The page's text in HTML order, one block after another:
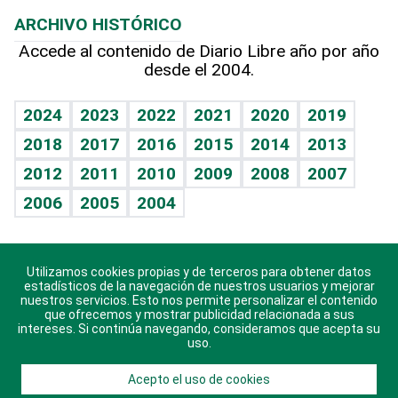
Hablando con el pediatra
Vida y familia
Eñe
Celebrando la vida
Sin complejos
En pocas palabras
Escuchando al corazón
Economía Personal
TBT Deportivo
Más firmas
Hecho en casa
Guía del dinero
Cumpleaños
Horóscopos
Crucigramas
ARCHIVO HISTÓRICO
Accede al contenido de Diario Libre año por año
desde el 2004.
2024 2023 2022 2021 2020
2019
2018
2017 2016 2015 2014
2013
2012
2011 2010 2009 2008
2007
2006
2005 2004
Descarga nuestras aplicaciones para Android, iOS y
sistema Huawei.
Utilizamos cookies propias y de terceros para obtener datos
estadísticos de la navegación de nuestros usuarios y mejorar
nuestros servicios. Esto nos permite personalizar el contenido
que ofrecemos y mostrar publicidad relacionada a sus
intereses. Si continúa navegando, consideramos que acepta su
uso.
Acepto el uso de cookies